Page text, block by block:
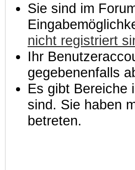
Sie sind im
nicht registriert
Ihr
gegebenenfalls
Es gibt Bereiche
sind. Sie haben
betreten.